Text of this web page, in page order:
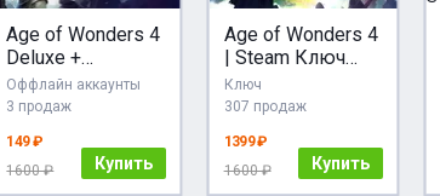
Age of Wonders 4
Deluxe +
ОБНОВЛЕНИЯ /
STEAM АККАУНТ
Оффлайн аккаунты
3 продаж
149 ₽
1600 ₽
Купить
Age of Wonders 4
| Steam Ключ
РФ+СНГ+Турция
Ключ
307 продаж
1399 ₽
1600 ₽
Купить